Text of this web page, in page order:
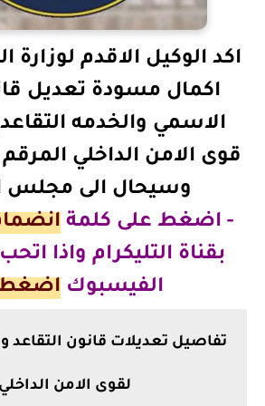
اكد الوكيل الاقدم لوزارة
اكمال مسودة تعديل
الاسمي والخدمه
وسيحال الى مجلس
- اضغط على كلمة
بقناة التليكرام واذا
الفيسبوك اضغط
تفاصيل تعديلات قانون التقاعد
لقوى الامن الداخلي